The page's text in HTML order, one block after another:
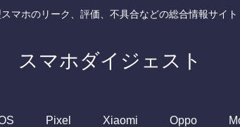
マホのリーク、評価、不具合などの総合情報サイト
スマホダイジェスト
Pixel Xiaomi Oppo